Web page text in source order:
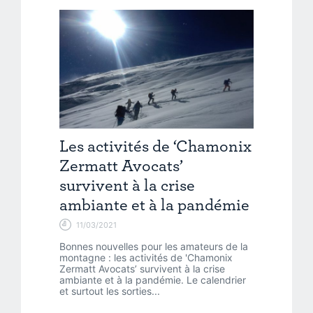
Les activités de ‘Chamonix
Zermatt Avocats’
survivent à la crise
ambiante et à la pandémie
11/03/2021
Bonnes nouvelles pour les amateurs de la
montagne : les activités de 'Chamonix
Zermatt Avocats’ survivent à la crise
ambiante et à la pandémie. Le calendrier
et surtout les sorties...